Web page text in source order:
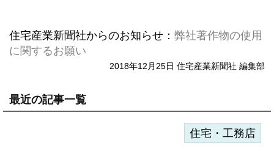
住宅産業新聞社からのお知らせ： 弊社著作物の使用
に関するお願い
2018年12月25日 住宅産業新聞社 編集部
最近の記事一覧
住宅・工務店